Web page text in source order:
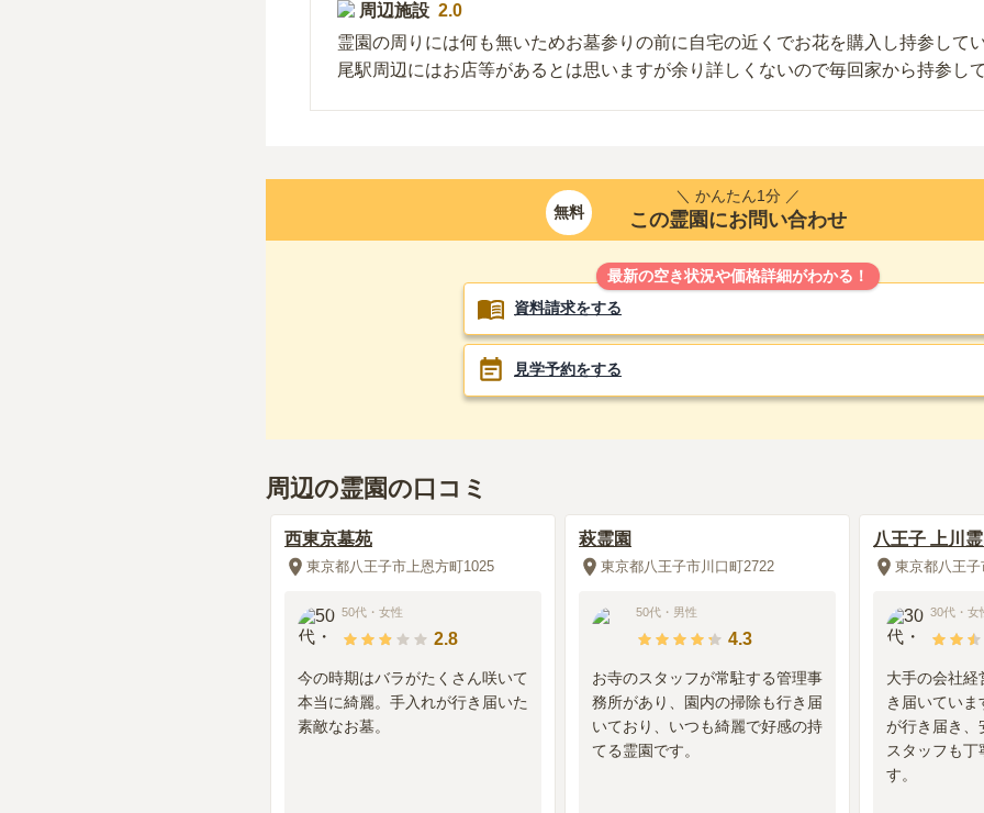
周辺施設 2.0
霊園の周りには何も無いためお墓参りの前に自宅の近くでお花を購入し持参して
尾駅周辺にはお店等があるとは思いますが余り詳しくないので毎回家から持参し
無料
＼ かんたん1分 ／
この霊園にお問い合わせ
最新の空き状況や価格詳細がわかる！
資料請求をする
見学予約をする
周辺の霊園の口コミ
西東京墓苑
東京都八王子市上恩方町1025
50代 ・ 女性
2.8
今の時期はバラがたくさん咲いて
本当に綺麗。手入れが行き届いた
素敵なお墓。
萩霊園
東京都八王子市川口町2722
50代 ・ 男性
4.3
お寺のスタッフが常駐する管理事
務所があり、園内の掃除も行き届
いており、いつも綺麗で好感の持
てる霊園です。
八王子 上川
東京都八王
30代 ・ 女
大手の会社経
き届いてい
が行き届き、
スタッフも丁
す。